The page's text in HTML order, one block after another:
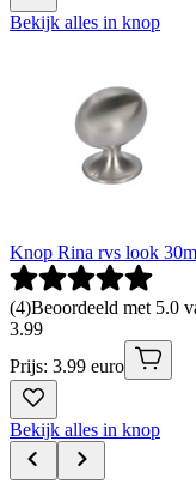
Bekijk alles in knop
Knop Rina rvs look
(4)Beoordeeld met 5.0
3.99
Prijs: 3.99 euro
Bekijk alles in knop